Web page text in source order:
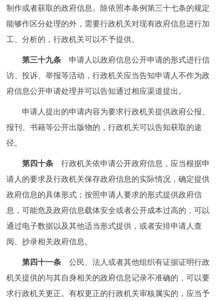
制作或者获取的政府信息。除依照本条例第三十七条的规定
能够作区分处理的外，需要行政机关对现有政府信息进行加
工、分析的，行政机关可以不予提供。
第三十九条 申请人以政府信息公开申请的形式进行信
访、投诉、举报等活动，行政机关应当告知申请人不作为政
府信息公开申请处理并可以告知通过相应渠道提出。
申请人提出的申请内容为要求行政机关提供政府公报、
报刊、书籍等公开出版物的，行政机关可以告知获取的途
径。
第四十条 行政机关依申请公开政府信息，应当根据申
请人的要求及行政机关保存政府信息的实际情况，确定提供
政府信息的具体形式；按照申请人要求的形式提供政府信
息，可能危及政府信息载体安全或者公开成本过高的，可以
通过电子数据以及其他适当形式提供，或者安排申请人查
阅、抄录相关政府信息。
第四十一条 公民、法人或者其他组织有证据证明行政
机关提供的与其自身相关的政府信息记录不准确的，可以要
求行政机关更正。有权更正的行政机关审核属实的，应当予